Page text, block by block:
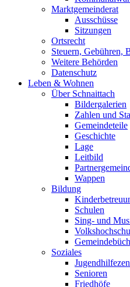
Marktgemeinderat
Ausschüsse
Sitzungen
Ortsrecht
Steuern, Gebühren,
Weitere Behörden
Datenschutz
Leben & Wohnen
Über Schnaittach
Bildergalerien
Zahlen und
Gemeindeteile
Geschichte
Lage
Leitbild
Wappen
Bildung
Schulen
Sing- und
Soziales
Senioren
Friedhöfe